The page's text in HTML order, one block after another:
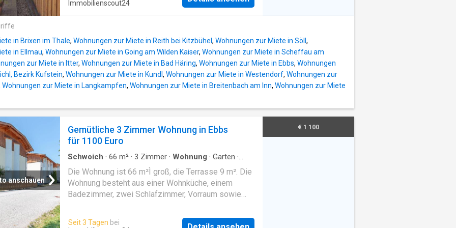
60m2 Terrasse zur Mitbenützung. Weiters ist ein
eigener, absperrbarer Kellerraum (Top 1) und ein
Gemeinschaftskeller zur allgemeinen Mitbenutzung
vorhanden. 1 Garagenplatz und 1 Autoabstellplatz
sind ebenfalls der Wohnung zugeordnet, allgemeine
Zuge der letzten Renovierungsarbeiten wurden die
Haustüren wurden erneuert, sowie die
Stiegenhäuser neu gefliest und gestaltet.
Neugestaltung Vorplatz in Ausarbeitung.
Komfortable Gasheizung (Erdgas, individuelle
Einstellung, Therme i
Immobilienscout24
in Brixen im Thale, Wohnungen zur Miete in Reith bei Kitzbühel , Wohnungen zur Miete in Söll ,
in Ellmau, Wohnungen zur Miete in Going am Wilden Kaiser, Wohnungen zur Miete in Scheffau am
zur Miete in Itter, Wohnungen zur Miete in Bad Häring, Wohnungen zur Miete in Ebbs, Wohnungen
Bezirk Kufstein, Wohnungen zur Miete in Kundl , Wohnungen zur Miete in Westendorf, Wohnungen zur
Wohnungen zur Miete in Langkampfen, Wohnungen zur Miete in Breitenbach am Inn, Wohnungen zur Miete
anschauen
Gemütliche 3 Zimmer Wohnung in Ebbs
für 1100 Euro
Schwoich · 66 m² · 3 Zimmer · Wohnung · Garten ·
Die Wohnung ist 66 m²Ì groß, die Terrasse 9 m². Die
Wohnung besteht aus einer Wohnküche, einem
Badezimmer, zwei Schlafzimmer, Vorraum sowie
neue große Kühl-Gefrierkombination - freistehend -
Seit 3 Tagen bei
€ 1 100